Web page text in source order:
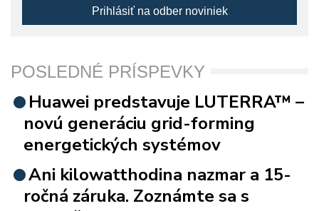
Prihlásiť na odber noviniek
POSLEDNÉ PRÍSPEVKY
Huawei predstavuje LUTERRA™ –
novú generáciu grid-forming
energetických systémov
Ani kilowatthodina nazmar a 15-
ročná záruka. Zoznámte sa s